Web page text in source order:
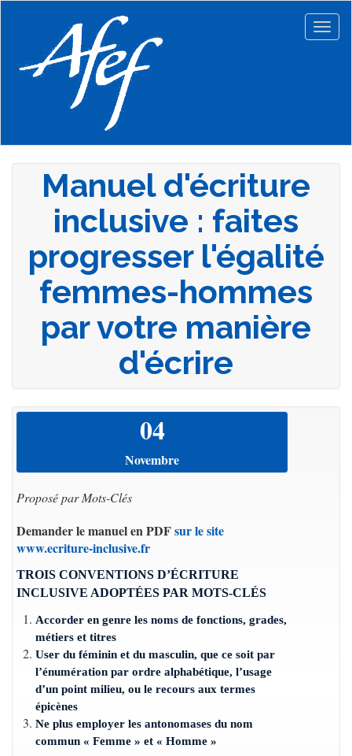
principal
Manuel d'écriture
inclusive : faites
progresser l'égalité
femmes-hommes
par votre manière
d'écrire
04
Novembre
Proposé par Mots-Clés
Demander le manuel en PDFsur le site
www.ecriture-inclusive.fr
TROIS CONVENTIONS D’ÉCRITURE
INCLUSIVE ADOPTÉES PAR MOTS-CLÉS
Accorder en genre les noms de fonctions, grades,
métiers et titres
User du féminin et du masculin, que ce soit par
l’énumération par ordre alphabétique, l’usage
d’un point milieu, ou le recours aux termes
épicènes
Ne plus employer les antonomases du nom
commun « Femme » et « Homme »